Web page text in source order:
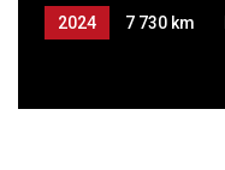
2024 7 730 km